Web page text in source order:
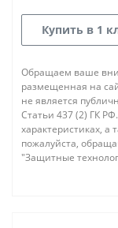
Купить в 1
Обращаем ваше
размещенная на
не является
Статьи 437 (2) ГК
характеристиках, а
пожалуйста,
"Защитные